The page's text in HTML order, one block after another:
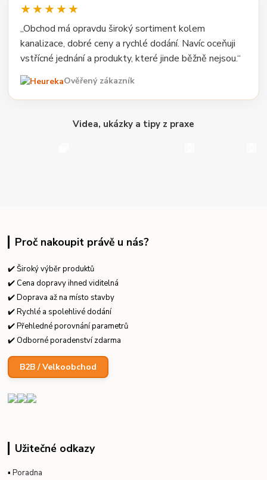
★★★★★
„Obchod má opravdu široký sortiment kolem
kanalizace, dobré ceny a rychlé dodání. Navíc oceňuji
vstřícné jednání a produkty, které jinde běžně nejsou.“
Ověřený zákazník
Videa, ukázky a tipy z praxe
Proč nakoupit právě u nás?
✔️ Široký výběr produktů
✔️ Cena dopravy ihned viditelná
✔️ Doprava až na místo stavby
✔️ Rychlé a spolehlivé dodání
✔️ Přehledné porovnání parametrů
✔️ Odborné poradenství zdarma
B2B / Velkoobchod
Užitečné odkazy
▪Poradna